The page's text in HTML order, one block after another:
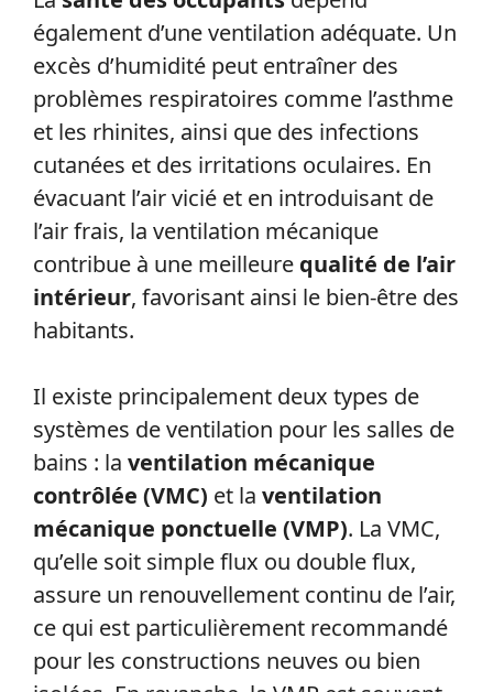
également d’une ventilation adéquate. Un
excès d’humidité peut entraîner des
problèmes respiratoires comme l’asthme
et les rhinites, ainsi que des infections
cutanées et des irritations oculaires. En
évacuant l’air vicié et en introduisant de
l’air frais, la ventilation mécanique
contribue à une meilleure qualité de l’air
intérieur, favorisant ainsi le bien-être des
habitants.
Il existe principalement deux types de
systèmes de ventilation pour les salles de
bains : la ventilation mécanique
contrôlée (VMC) et la ventilation
mécanique ponctuelle (VMP). La VMC,
qu’elle soit simple flux ou double flux,
assure un renouvellement continu de l’air,
ce qui est particulièrement recommandé
pour les constructions neuves ou bien